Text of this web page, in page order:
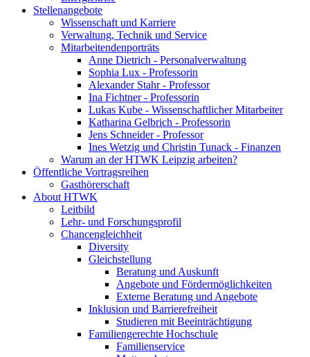
Stellenangebote
Wissenschaft und Karriere
Verwaltung, Technik und Service
Mitarbeitendenporträts
Anne Dietrich - Personalverwaltung
Sophia Lux - Professorin
Alexander Stahr - Professor
Ina Fichtner - Professorin
Lukas Kube - Wissenschaftlicher Mitarbeiter
Katharina Gelbrich - Professorin
Jens Schneider - Professor
Ines Wetzig und Christin Tunack - Finanzen
Warum an der HTWK Leipzig arbeiten?
Öffentliche Vortragsreihen
Gasthörerschaft
About HTWK
Leitbild
Lehr- und Forschungsprofil
Chancengleichheit
Diversity
Gleichstellung
Beratung und Auskunft
Angebote und Fördermöglichkeiten
Externe Beratung und Angebote
Inklusion und Barrierefreiheit
Studieren mit Beeinträchtigung
Familiengerechte Hochschule
Familienservice